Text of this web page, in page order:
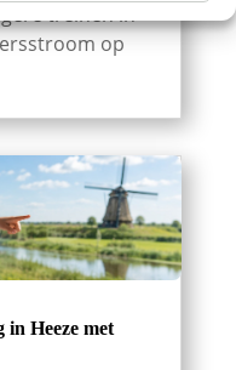
treinen in
op
in Heeze met